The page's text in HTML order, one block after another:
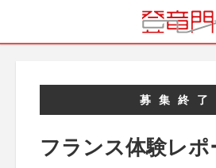
募集終了
フランス体験レポ